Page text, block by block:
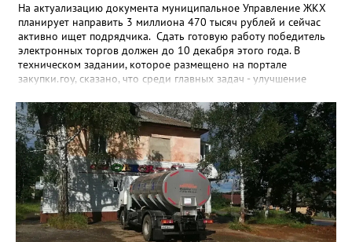
На актуализацию документа муниципальное Управление ЖКХ
планирует направить 3 миллиона 470 тысяч рублей и сейчас
активно ищет подрядчика. Сдать готовую работу победитель
электронных торгов должен до 10 декабря этого года. В
техническом задании, которое размещено на портале
закупки.гоу, сказано, что среди главных задач - улучшение
повышение энергоэффективности систем. Кроме электронных
схем, исполнителю нужно разработать предложения по
строительству и реконструкции водоснабжения и канализации,
оценив размер вложений, а также представить перечень
бесхозных объектов и возможные сценарии развития этой
сферы городского хозяйства. В июне 2025 года
«Златоуст.инфо» сообщал о подобных торгах. Тогда цена
вопроса была почти в три раза выше - 9 миллионов 13 тысяч
486 рублей, а в списке работ была разработка электронной
системы ливнёвок.